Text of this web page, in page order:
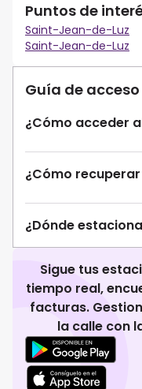
Puntos de
Saint-Jean-de-Luz
Saint-Jean-de-Luz
Guía de acceso
¿Cómo acceder
¿Cómo
¿Dónde
Sigue tus
tiempo real,
facturas.
la calle con